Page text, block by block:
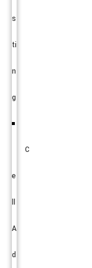
s
ti
n
g
C
e
ll
A
d